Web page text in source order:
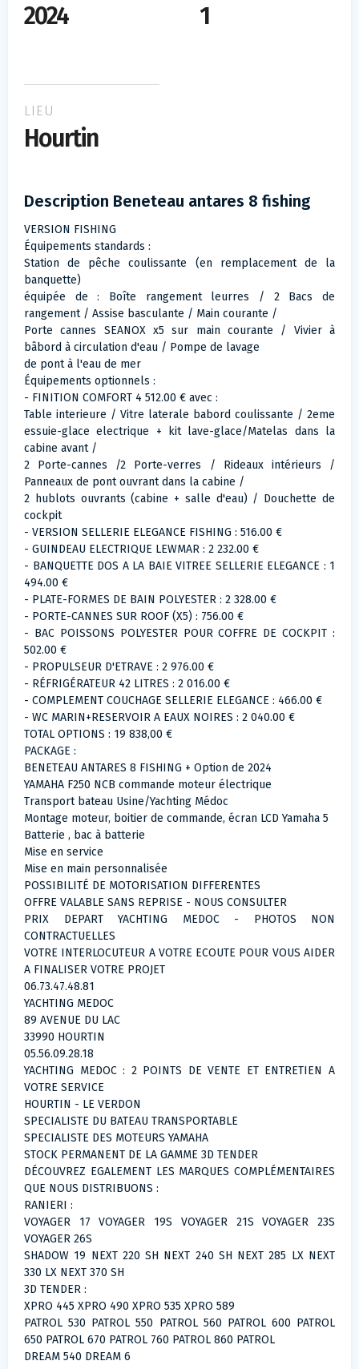
2024 1
LIEU
Hourtin
Description Beneteau antares 8 fishing
VERSION FISHING
Équipements standards :
Station de pêche coulissante (en remplacement de la
banquette)
équipée de : Boîte rangement leurres / 2 Bacs de
rangement / Assise basculante / Main courante /
Porte cannes SEANOX x5 sur main courante / Vivier à
bâbord à circulation d'eau / Pompe de lavage
de pont à l'eau de mer
Équipements optionnels :
- FINITION COMFORT 4 512.00 € avec :
Table interieure / Vitre laterale babord coulissante / 2eme
essuie-glace electrique + kit lave-glace/Matelas dans la
cabine avant /
2 Porte-cannes /2 Porte-verres / Rideaux intérieurs /
Panneaux de pont ouvrant dans la cabine /
2 hublots ouvrants (cabine + salle d'eau) / Douchette de
cockpit
- VERSION SELLERIE ELEGANCE FISHING : 516.00 €
- GUINDEAU ELECTRIQUE LEWMAR : 2 232.00 €
- BANQUETTE DOS A LA BAIE VITREE SELLERIE ELEGANCE : 1
494.00 €
- PLATE-FORMES DE BAIN POLYESTER : 2 328.00 €
- PORTE-CANNES SUR ROOF (X5) : 756.00 €
- BAC POISSONS POLYESTER POUR COFFRE DE COCKPIT :
502.00 €
- PROPULSEUR D'ETRAVE : 2 976.00 €
- RÉFRIGÉRATEUR 42 LITRES : 2 016.00 €
- COMPLEMENT COUCHAGE SELLERIE ELEGANCE : 466.00 €
- WC MARIN+RESERVOIR A EAUX NOIRES : 2 040.00 €
TOTAL OPTIONS : 19 838,00 €
PACKAGE :
BENETEAU ANTARES 8 FISHING + Option de 2024
YAMAHA F250 NCB commande moteur électrique
Transport bateau Usine/Yachting Médoc
Montage moteur, boitier de commande, écran LCD Yamaha 5
Batterie , bac à batterie
Mise en service
Mise en main personnalisée
POSSIBILITÉ DE MOTORISATION DIFFERENTES
OFFRE VALABLE SANS REPRISE - NOUS CONSULTER
PRIX DEPART YACHTING MEDOC - PHOTOS NON
CONTRACTUELLES
VOTRE INTERLOCUTEUR A VOTRE ECOUTE POUR VOUS AIDER
A FINALISER VOTRE PROJET
06.73.47.48.81
YACHTING MEDOC
89 AVENUE DU LAC
33990 HOURTIN
05.56.09.28.18
YACHTING MEDOC : 2 POINTS DE VENTE ET ENTRETIEN A
VOTRE SERVICE
HOURTIN - LE VERDON
SPECIALISTE DU BATEAU TRANSPORTABLE
SPECIALISTE DES MOTEURS YAMAHA
STOCK PERMANENT DE LA GAMME 3D TENDER
DÉCOUVREZ EGALEMENT LES MARQUES COMPLÉMENTAIRES
QUE NOUS DISTRIBUONS :
RANIERI :
VOYAGER 17 VOYAGER 19S VOYAGER 21S VOYAGER 23S
VOYAGER 26S
SHADOW 19 NEXT 220 SH NEXT 240 SH NEXT 285 LX NEXT
330 LX NEXT 370 SH
3D TENDER :
XPRO 445 XPRO 490 XPRO 535 XPRO 589
PATROL 530 PATROL 550 PATROL 560 PATROL 600 PATROL
650 PATROL 670 PATROL 760 PATROL 860 PATROL
DREAM 540 DREAM 6